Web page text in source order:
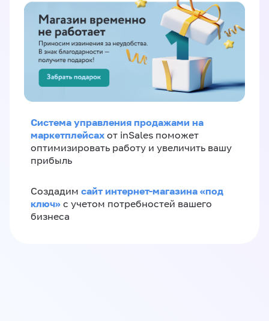
Система управления продажами на
маркетплейсах от inSales поможет
оптимизировать работу и увеличить вашу
прибыль
Создадим сайт интернет-магазина «под
ключ» с учетом потребностей вашего
бизнеса